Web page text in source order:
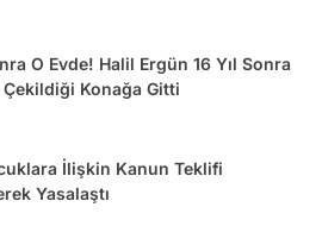
O Evde! Halil Ergün 16 Yıl Sonra
Konağa Gitti
İlişkin Kanun Teklifi
Yasalaştı